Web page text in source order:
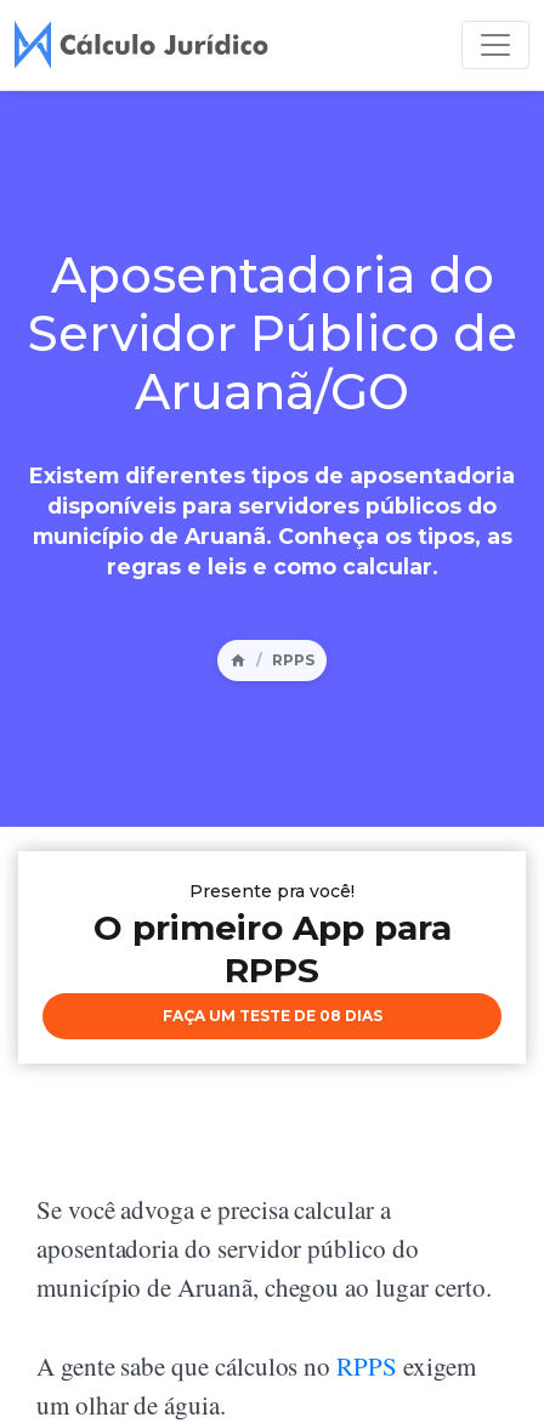
Aposentadoria do
Servidor Público de
Aruanã/GO
Existem diferentes tipos de aposentadoria
disponíveis para servidores públicos do
município de Aruanã. Conheça os tipos, as
regras e leis e como calcular.
RPPS
Presente pra você!
O primeiro App para
RPPS
FAÇA UM TESTE DE 08 DIAS
Se você advoga e precisa calcular a
aposentadoria do servidor público do
município de Aruanã, chegou ao lugar certo.
A gente sabe que cálculos noRPPS exigem
um olhar de águia.